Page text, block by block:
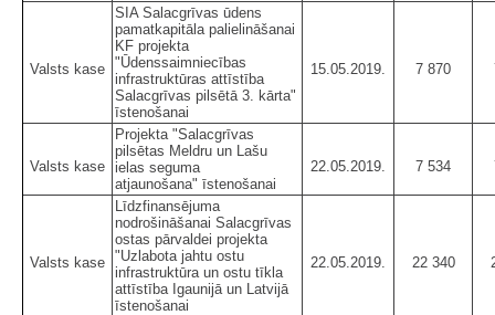
Valsts kase
SIA Salacgrīvas ūdens
pamatkapitāla palielināšanai
KF projekta
"Ūdenssaimniecības
infrastruktūras attīstība
Salacgrīvas pilsētā 3. kārta"
īstenošanai
15.05.2019. 7 870
Valsts kase
Projekta "Salacgrīvas
pilsētas Meldru un Lašu
ielas seguma
atjaunošana" īstenošanai
22.05.2019. 7 534
Valsts kase
Līdzfinansējuma
nodrošināšanai Salacgrīvas
ostas pārvaldei projekta
"Uzlabota jahtu ostu
infrastruktūra un ostu tīkla
attīstība Igaunijā un Latvijā
īstenošanai
22.05.2019. 22 340